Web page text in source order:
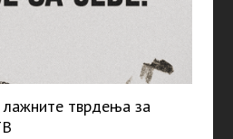
тврдења за